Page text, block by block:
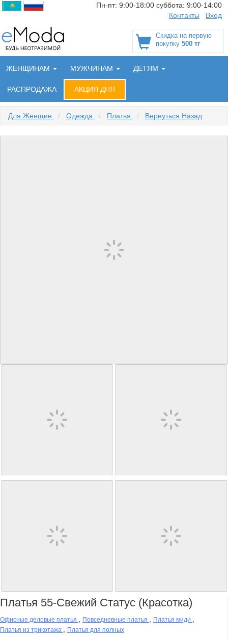
Пн-пт: 9:00-18:00 суббота: 9:00-14:00
Контакты
Вход
Скидка на первую
покупку 500 тг
ЖЕНЩИНАМ МУЖЧИНАМ ДЕТЯМ
РАСПРОДАЖА АКЦИЯ ДНЯ
Для Женщин / Одежда / Платья / Вернуться Назад
Платья 55-Свежий Статус (красотка)
Офисные деловые платья Повседневные платья Платья миди
Платья из трикотажа Платья для полных